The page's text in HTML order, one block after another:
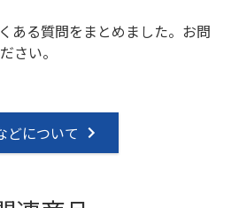
ある質問をまとめました。お問
さい。
どについて